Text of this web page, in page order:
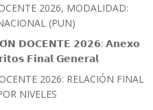
2026, MODALIDAD:
(PUN)
𝗗𝗢𝗖𝗘𝗡𝗧𝗘 𝟮𝟬𝟮𝟲: 𝗔𝗻𝗲𝘅𝗼
𝗙𝗶𝗻𝗮𝗹 𝗚𝗲𝗻𝗲𝗿𝗮𝗹
2026: RELACIÓN FINAL
NIVELES